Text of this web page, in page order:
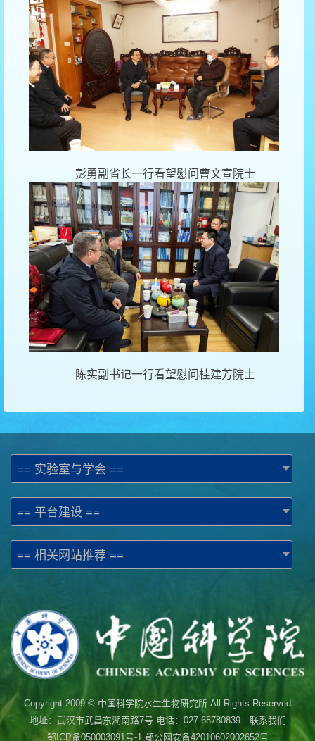
彭勇副省长一行看望慰问曹文宣院士
陈实副书记一行看望慰问桂建芳院士
== 实验室与学会 ==
== 平台建设 ==
== 相关网站推荐 ==
Copyright 2009 © 中国科学院水生生物研究所 All Rights Reserved
地址：武汉市武昌东湖南路7号 电话：027-68780839 联系我们
鄂ICP备050003091号-1鄂公网安备42010602002652号